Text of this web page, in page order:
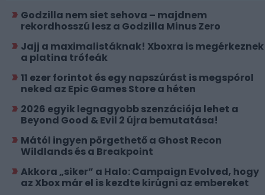
Godzilla nem siet sehova – majdnem
rekordhosszú lesz a Godzilla Minus Zero
Jajj a maximalistáknak! Xboxra is megérkeznek
a platina trófeák
11 ezer forintot és egy napszúrást is megspórol
neked az Epic Games Store a héten
2026 egyik legnagyobb szenzációja lehet a
Beyond Good & Evil 2 újra bemutatása!
Mától ingyen pörgethető a Ghost Recon
Wildlands és a Breakpoint
Akkora „siker” a Halo: Campaign Evolved, hogy
az Xbox már el is kezdte kirúgni az embereket